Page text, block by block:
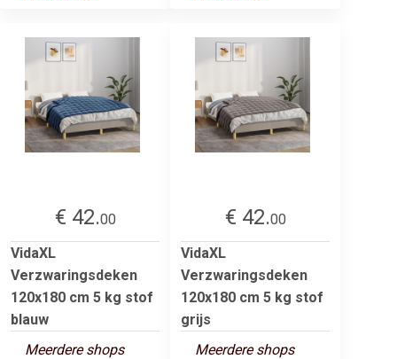
€ 42.00
VidaXL
Verzwaringsdeken
120x180 cm 5 kg stof
blauw
Meerdere shops
€ 42.00
VidaXL
Verzwaringsdeken
120x180 cm 5 kg stof
grijs
Meerdere shops